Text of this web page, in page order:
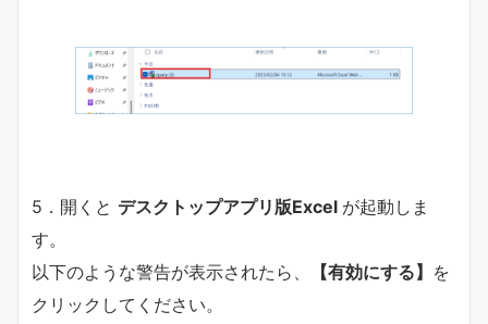
5．開くと デスクトップアプリ版Excel が起動しま
す。
以下のような警告が表示されたら、
【有効にする】 を
クリックしてください。